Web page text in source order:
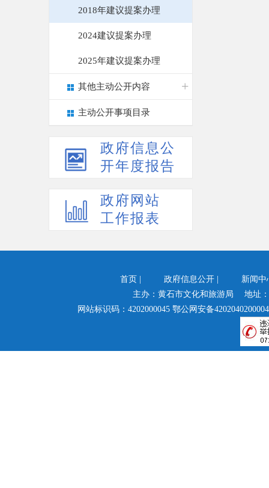
2018年建议提案办理
2024建议提案办理
2025年建议提案办理
其他主动公开内容
主动公开事项目录
政府信息公
开年度报告
政府网站
工作报表
首页 政府信息公开|
新闻中
主办：黄石市文化和旅游局 地址
网站标识码：4202000045 鄂公网安备